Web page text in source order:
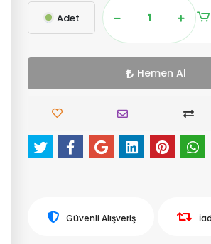
Adet
Hemen Al
Güvenli Alışveriş